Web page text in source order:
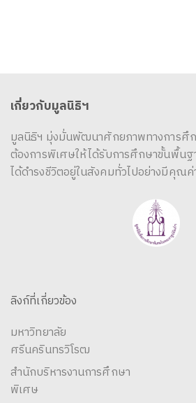
เกี่ยวกับมูลนิธิฯ
มูลนิธิฯ มุ่งมั่นพัฒนาศักยภาพทางการศึ
ต้องการพิเศษให้ได้รับการศึกษาขั้นพื้นฐ
ได้ดำรงชีวิตอยู่ในสังคมทั่วไปอย่างมีคุณ
ลิงก์ที่เกี่ยวข้อง
มหาวิทยาลัย
ศรีนครินทรวิโรฒ
สำนักบริหารงานการศึกษา
พิเศษ